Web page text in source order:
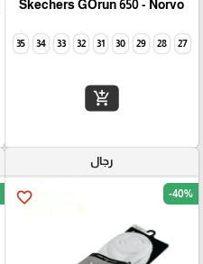
Skechers GOrun 650 - Norvo
27
28
29
30
31
32
33
34
35
add_shopping_cart
رجال
favorite_border -40%